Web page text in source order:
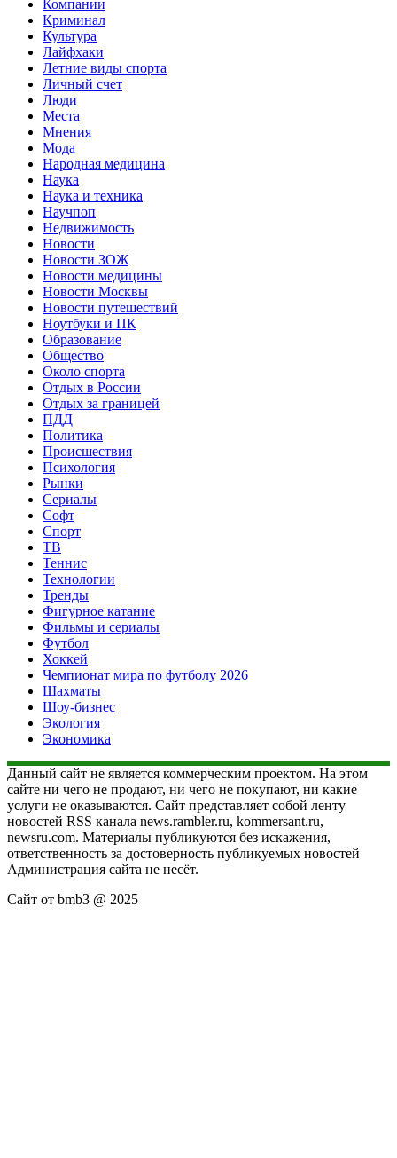
Компании
Криминал
Культура
Лайфхаки
Летние виды спорта
Личный счет
Люди
Места
Мнения
Мода
Народная медицина
Наука
Наука и техника
Научпоп
Недвижимость
Новости
Новости ЗОЖ
Новости медицины
Новости Москвы
Новости путешествий
Ноутбуки и ПК
Образование
Общество
Около спорта
Отдых в России
Отдых за границей
ПДД
Политика
Происшествия
Психология
Рынки
Сериалы
Софт
Спорт
ТВ
Теннис
Технологии
Тренды
Фигурное катание
Фильмы и сериалы
Футбол
Хоккей
Чемпионат мира по футболу 2026
Шахматы
Шоу-бизнес
Экология
Экономика
Данный сайт не является коммерческим проектом. На этом
сайте ни чего не продают, ни чего не покупают, ни какие
услуги не оказываются. Сайт представляет собой ленту
новостей RSS канала news.rambler.ru, kommersant.ru,
newsru.com. Материалы публикуются без искажения,
ответственность за достоверность публикуемых новостей
Администрация сайта не несёт.
Сайт от bmb3 @ 2025